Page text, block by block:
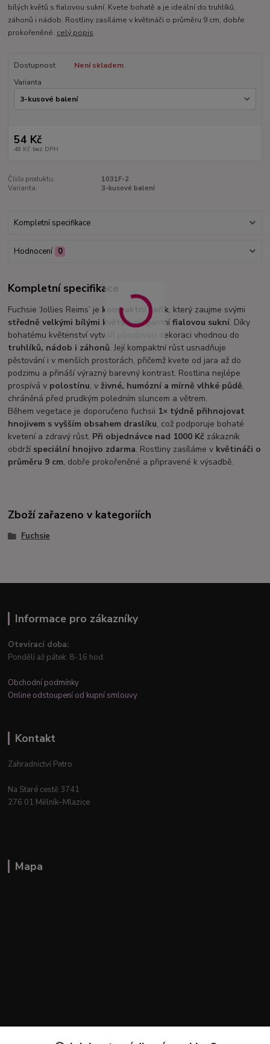
bílých květů s fialovou sukní. Kvete bohatě a je ideální do truhlíků,
záhonů i nádob. Rostliny zasíláme v květináči o průměru 9 cm, dobře
prokořeněné. celý popis
Dostupnost
Není skladem
Varianta
54 Kč
48 Kč bez DPH
Číslo produktu:
1031F-2
Varianta:
3-kusové balení
Kompletní specifikace
Hodnocení 0
Kompletní specifikace
Fuchsie ‘Jollies Reims’ je kompaktní keřík, který zaujme svými
středně velkými bílými květys elegantnífialovou sukní. Díky
bohatému květenství vytváří působivou dekoraci vhodnou do
truhlíků, nádob i záhonů. Její kompaktní růst usnadňuje
pěstování i v menších prostorách, přičemž kvete od jara až do
podzimu a přináší výrazný barevný kontrast. Rostlina nejlépe
prospívá v polostínu, vživné, humózní a mírně vlhké půdě,
chráněná před prudkým poledním sluncem a větrem.
Během vegetace je doporučeno fuchsii 1× týdně přihnojovat
hnojivem s vyšším obsahem draslíku, což podporuje bohaté
kvetení a zdravý růst. Při objednávce nad 1000 Kč zákazník
obdrží speciální hnojivo zdarma. Rostliny zasíláme v květináči o
průměru 9 cm, dobře prokořeněné a připravené k výsadbě.
Zboží zařazeno v kategoriích
Fuchsie
Informace pro zákazníky
Otevírací doba:
Pondělí až pátek: 8-16 hod.
Obchodní podmínky
Online odstoupení od kupní smlouvy
Kontakt
Zahradnictví Petro
Na Staré cestě 3741
276 01 Mělník–Mlazice
Mapa